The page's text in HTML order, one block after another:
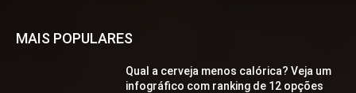
MAIS POPULARES
Qual a cerveja menos calórica? Veja um
infográfico com ranking de 12 opções